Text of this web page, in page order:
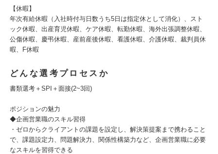
【休暇】
年次有給休暇（入社時付与日数うち5日は指定休として消化）、スト
ック休暇、出産育児休暇、ケア休暇、転勤休暇、海外出張調整休暇、
公傷休暇、慶弔休暇、産前産後休暇、看護休暇、介護休暇、裁判員休
暇、F休暇
どんな選考プロセスか
書類選考＋SPI＋面接(2~3回)
ポジションの魅力
◆企画営業職のスキル習得
・ゼロからクライアントの課題を設定し、解決策提案まで携わること
で、課題設定力、問題解決力、関係性構築力など、企画営業職に必要
なスキルを習得できる